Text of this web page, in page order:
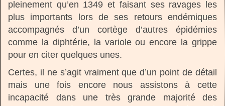
pleinement qu’en 1349 et faisant ses ravages les
plus importants lors de ses retours endémiques
accompagnés d’un cortège d’autres épidémies
comme la diphtérie, la variole ou encore la grippe
pour en citer quelques unes.
Certes, il ne s’agit vraiment que d’un point de détail
mais une fois encore nous assistons à cette
incapacité dans une très grande majorité des